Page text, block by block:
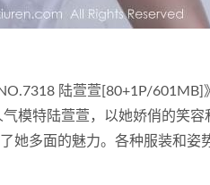
陆萱萱[80+1P/
模特陆萱萱，以她娇俏的笑
她多面的魅力。各种服装和